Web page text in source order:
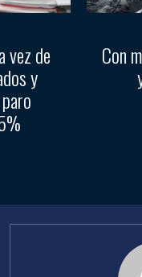
vez de
y
Con